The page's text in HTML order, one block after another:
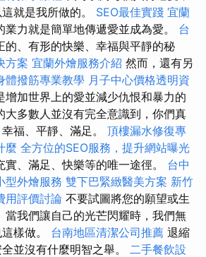
就是我所做的。 SEO最佳實踐 宜蘭
業力就是簡單地傳遞愛並成為愛。 台
的、有形的快樂、幸福與平靜的秘
方案 宜蘭外燴服務介紹 然而，還有另
體撥筋專業教學 月子中心價格透明資
增加世界上的愛並減少仇恨和暴力的
大多數人並沒有完全意識到，你們真
福、平靜、滿足。 頂樓漏水修復專
麼 全方位的SEO服務，提升網站曝光
實、滿足、快樂等的唯一途徑。 台中
型外燴服務 雙下巴緊緻醫美方案 新竹
用評價討論 不要試圖將您的願望或生
當我們讓自己的光芒閃耀時，我們無
樣做。 台南地區清潔公司推薦 退縮
並沒有什麼明智之舉。 二手餐飲設